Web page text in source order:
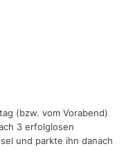
(bzw. vom Vorabend)
3 erfolglosen
und parkte ihn danach